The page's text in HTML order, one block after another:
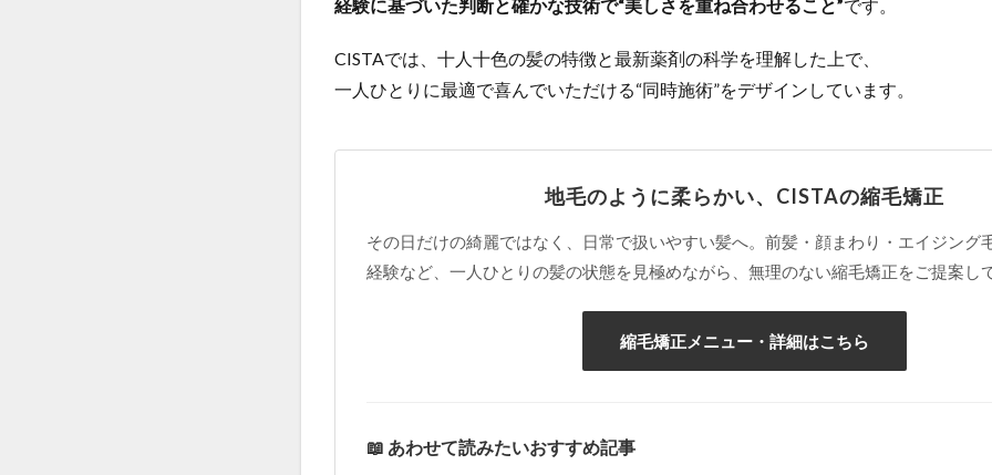
経験に基づいた判断と確かな技術で“美しさを重ね合わせること”です。
CISTAでは、十人十色の髪の特徴と最新薬剤の科学を理解した上で、
一人ひとりに最適で喜んでいただける“同時施術”をデザインしています。
地毛のように柔らかい、CISTAの縮毛矯正
その日だけの綺麗ではなく、日常で扱いやすい髪へ。前髪・顔まわり・エイジング
経験など、一人ひとりの髪の状態を見極めながら、無理のない縮毛矯正をご提案し
縮毛矯正メニュー・詳細はこちら
📖 あわせて読みたいおすすめ記事